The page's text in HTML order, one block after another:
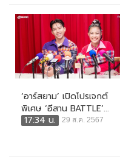
‘อาร์สยาม’ เปิดโปรเจกต์
พิเศษ ‘อีสาน BATTLE’...
17:34 น.
29 ส.ค. 2567